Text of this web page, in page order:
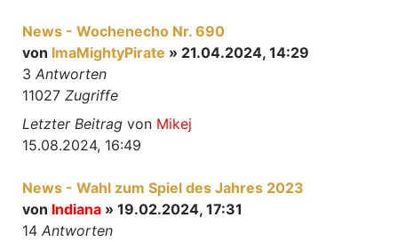
News - Wochenecho Nr. 690
von ImaMightyPirate » 21.04.2024, 14:29
3 Antworten
11027 Zugriffe
Letzter Beitrag von Mikej
15.08.2024, 16:49
News - Wahl zum Spiel des Jahres 2023
von Indiana » 19.02.2024, 17:31
14 Antworten